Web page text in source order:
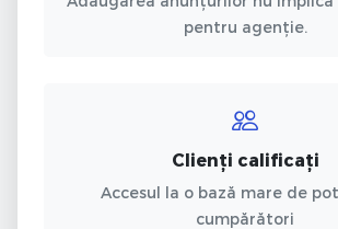
pentru agenție.
Clienți calificați
Accesul la o bază mare de
cumpărători